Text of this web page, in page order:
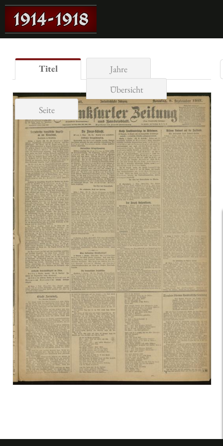
Titel
Jahre
Übersicht
Seite